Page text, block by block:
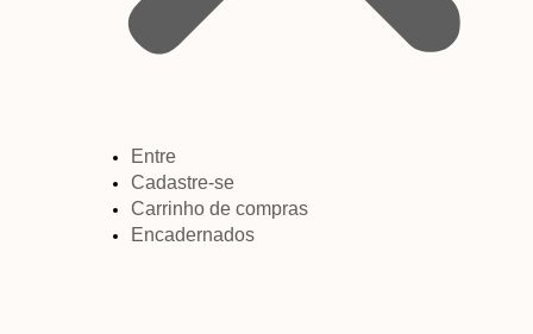
Entre
Cadastre-se
Carrinho de compras
Encadernados